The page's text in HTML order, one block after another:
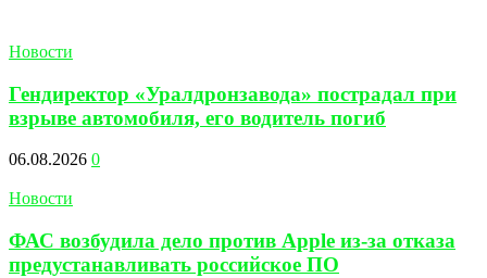
Новости
Гендиректор «Уралдронзавода» пострадал при
взрыве автомобиля, его водитель погиб
06.08.2026 0
Новости
ФАС возбудила дело против Apple из-за отказа
предустанавливать российское ПО